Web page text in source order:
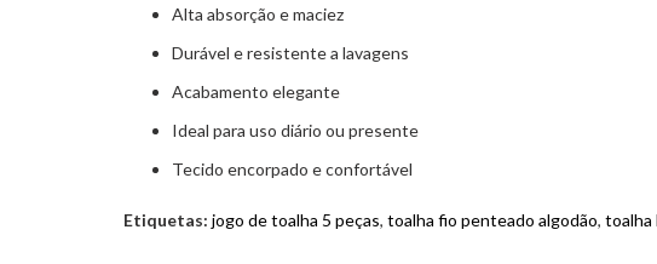
Alta absorção e maciez
Durável e resistente a lavagens
Acabamento elegante
Ideal para uso diário ou presente
Tecido encorpado e confortável
Etiquetas: jogo de toalha 5 peças, toalha fio penteado algodão, toalha